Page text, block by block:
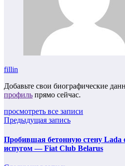
fillin
Добавьте свои биографические
профиль прямо сейчас.
просмотреть все записи
Предыдущая запись
Пробившая бетонную стену Lada
испугом — Fiat Club Belarus